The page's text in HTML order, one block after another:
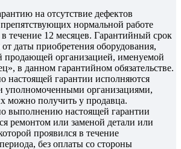
на отсутствие дефектов
нормальной работе
течение 12 месяцев. Гарантийный срок
от даты приобретения оборудования,
продающей организацией, именуемой
в данном гарантийном обязательстве.
настоящей гарантии исполняются
уполномоченными организациями,
можно получить у продавца.
выполнению настоящей гарантии
ремонтом или заменой детали или
проявился в течение
без оплаты со стороны